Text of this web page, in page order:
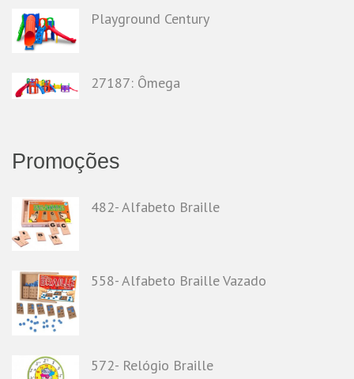
Playground Century
27187: Ômega
Promoções
482- Alfabeto Braille
558- Alfabeto Braille Vazado
572- Relógio Braille